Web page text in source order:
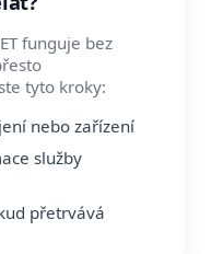
funguje bez
tyto kroky:
nebo zařízení
služby
přetrvává